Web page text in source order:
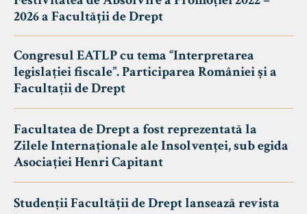
2026 a Facultății de Drept
Congresul EATLP cu tema “Interpretarea
legislației fiscale”. Participarea României și a
Facultații de Drept
Facultatea de Drept a fost reprezentată la
Zilele Internaționale ale Insolvenței, sub egida
Asociației Henri Capitant
Studenții Facultății de Drept lansează revista